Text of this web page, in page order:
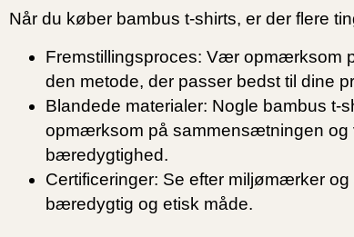
Når du køber bambus t-shirts, er der flere
Fremstillingsproces: Vær opmærksom
den metode, der passer bedst til dine
Blandede materialer: Nogle bambus t-
opmærksom på sammensætningen og
bæredygtighed.
Certificeringer: Se efter miljømærker og
bæredygtig og etisk måde.